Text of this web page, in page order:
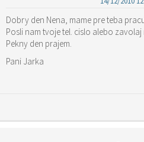
Dobry den Nena, mame pre teba
Posli nam tvoje tel. cislo alebo zavolaj
Pekny den prajem.
Pani Jarka